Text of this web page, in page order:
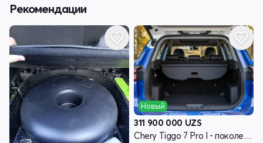
Рекомендации
Новый
311 900 000 UZS
Chery Tiggo 7 Pro I - поколение